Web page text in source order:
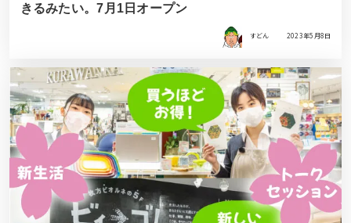
きるみたい。7月1日オープン
すどん 2023年5月8日